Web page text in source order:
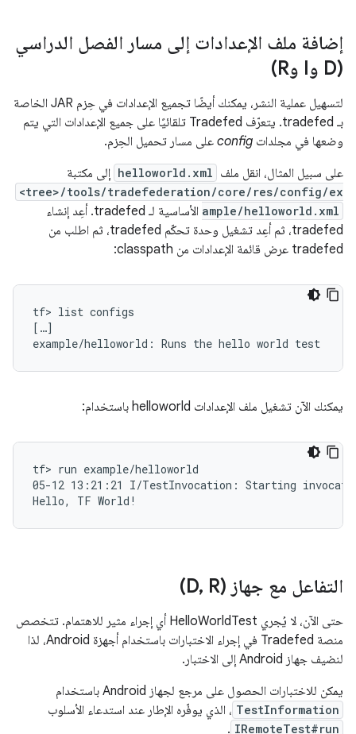
إضافة ملف الإعدادات إلى مسار الفصل الدراسي
(D وI وR)
لتسهيل عملية النشر، يمكنك أيضًا تجميع الإعدادات في حِزم JAR الخاصة
بـ tradefed. يتعرّف Tradefed تلقائيًا على جميع الإعدادات التي يتم
وضعها في مجلدات config على مسار تحميل الحِزم.
على سبيل المثال، انقل ملف helloworld.xml إلى مكتبة
<tree>/tools/tradefederation/core/res/config/ex
ample/helloworld.xml
الأساسية لـ tradefed. أعِد إنشاء
tradefed، ثم أعِد تشغيل وحدة تحكّم tradefed، ثم اطلب من
tradefed عرض قائمة الإعدادات من classpath:
tf> list configs
[…]
يمكنك الآن تشغيل ملف الإعدادات helloworld باستخدام:
tf> run example/helloworld
05-12 13:21:21 I/TestInvocation: Starting
التفاعل مع جهاز (D , R)
حتى الآن، لا يُجري HelloWorldTest أي إجراء مثير للاهتمام. تتخصص
منصة Tradefed في إجراء الاختبارات باستخدام أجهزة Android، لذا
لنضيف جهاز Android إلى الاختبار.
يمكن للاختبارات الحصول على مرجع لجهاز Android باستخدام
TestInformation ، الذي يوفّره الإطار عند استدعاء الأسلوب
IRemoteTest#run
.